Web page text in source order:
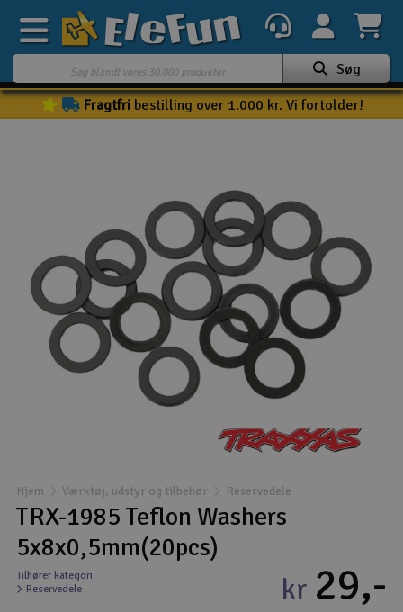
Ugens tilbud
3D-print
Batteri & ladere
Biler
Droner til FPV
Fly
Helikopter
Søg
Fragtfribestilling over 1.000 kr. Vi fortolder!
Hjem Værktøj, udstyr og tilbehør Reservedele
TRX-1985 Teflon Washers
5x8x0,5mm(20pcs)
Tilhører kategori
Reservedele
kr 29,-